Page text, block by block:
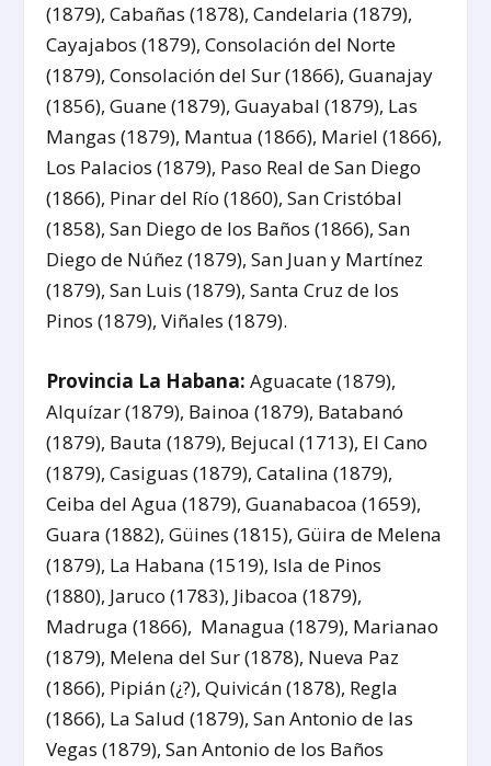
(1879), Cabañas (1878), Candelaria (1879),
Cayajabos (1879), Consolación del Norte
(1879), Consolación del Sur (1866), Guanajay
(1856), Guane (1879), Guayabal (1879), Las
Mangas (1879), Mantua (1866), Mariel (1866),
Los Palacios (1879), Paso Real de San Diego
(1866), Pinar del Río (1860), San Cristóbal
(1858), San Diego de los Baños (1866), San
Diego de Núñez (1879), San Juan y Martínez
(1879), San Luis (1879), Santa Cruz de los
Pinos (1879), Viñales (1879).
Provincia La Habana: Aguacate (1879),
Alquízar (1879), Bainoa (1879), Batabanó
(1879), Bauta (1879), Bejucal (1713), El Cano
(1879), Casiguas (1879), Catalina (1879),
Ceiba del Agua (1879), Guanabacoa (1659),
Guara (1882), Güines (1815), Güira de Melena
(1879), La Habana (1519), Isla de Pinos
(1880), Jaruco (1783), Jibacoa (1879),
Madruga (1866), Managua (1879), Marianao
(1879), Melena del Sur (1878), Nueva Paz
(1866), Pipián (¿?), Quivicán (1878), Regla
(1866), La Salud (1879), San Antonio de las
Vegas (1879), San Antonio de los Baños